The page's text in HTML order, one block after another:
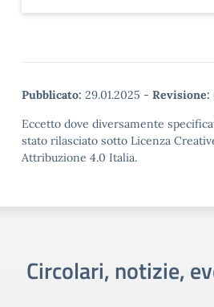
Pubblicato: 29.01.2025 - Revisione:
Eccetto dove diversamente
stato rilasciato sotto Licenza
Attribuzione 4.0 Italia.
Circolari, notizie,